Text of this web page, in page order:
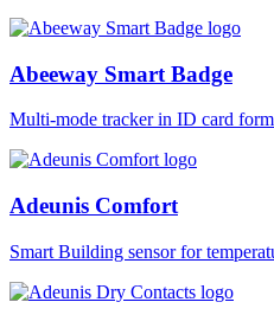
Abeeway Smart Badge
Multi-mode tracker in ID card
Adeunis Comfort
Smart Building sensor for